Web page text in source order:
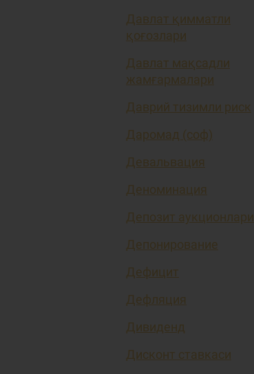
Давлат қимматли
қоғозлари
Давлат мақсадли
жамғармалари
Даврий тизимли риск
Даромад (соф)
Девальвация
Деноминация
Депозит аукционлари
Депонирование
Дефицит
Дефляция
Дивиденд
Дисконт ставкаси